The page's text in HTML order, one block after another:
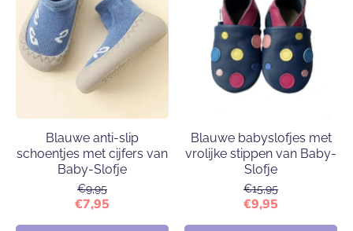
Blauwe anti-slip
schoentjes met cijfers van
Baby-Slofje
€9,95
€7,95
Blauwe babyslofjes met
vrolijke stippen van Baby-
Slofje
€15,95
€9,95